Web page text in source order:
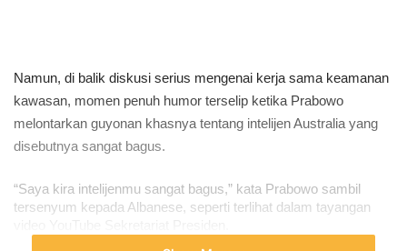
Namun, di balik diskusi serius mengenai kerja sama keamanan
kawasan, momen penuh humor terselip ketika Prabowo
melontarkan guyonan khasnya tentang intelijen Australia yang
disebutnya sangat bagus.
“Saya kira intelijenmu sangat bagus,” kata Prabowo sambil
tersenyum kepada Albanese, seperti terlihat dalam tayangan